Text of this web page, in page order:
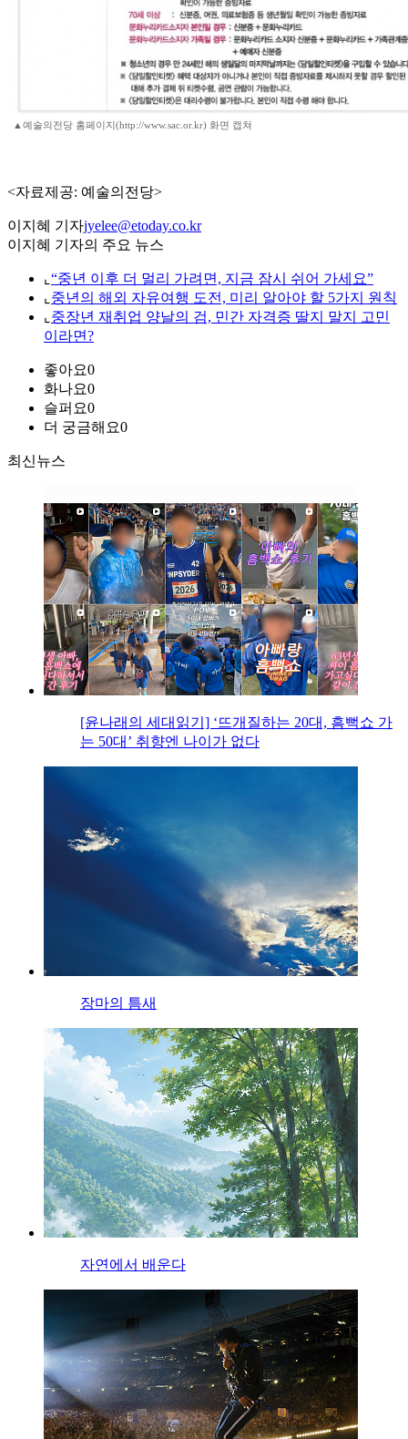
▲예술의전당 홈페이지(http://www.sac.or.kr) 화면 캡쳐
<자료제공: 예술의전당>
이지혜 기자jyelee@etoday.co.kr
이지혜 기자의 주요 뉴스
⌞ “중년 이후 더 멀리 가려면, 지금 잠시 쉬어 가세요”
⌞ 중년의 해외 자유여행 도전, 미리 알아야 할 5가지 원칙
⌞ 중장년 재취업 양날의 검, 민간 자격증 딸지 말지 고민
이라면?
좋아요0
화나요0
슬퍼요0
더 궁금해요0
최신뉴스
[윤나래의 세대읽기] ‘뜨개질하는 20대, 흠뻑쇼 가
는 50대’ 취향엔 나이가 없다
장마의 틈새
자연에서 배운다